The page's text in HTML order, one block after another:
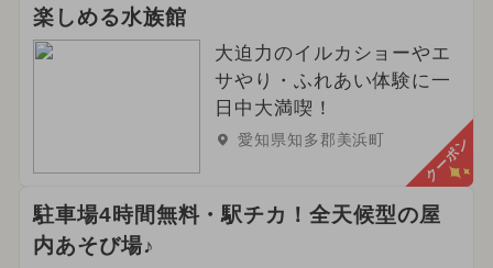
楽しめる水族館
大迫力のイルカショーやエ
サやり・ふれあい体験に一
日中大満喫！
愛知県知多郡美浜町 クーポン
駐車場4時間無料・駅チカ！全天候型の屋
内あそび場♪